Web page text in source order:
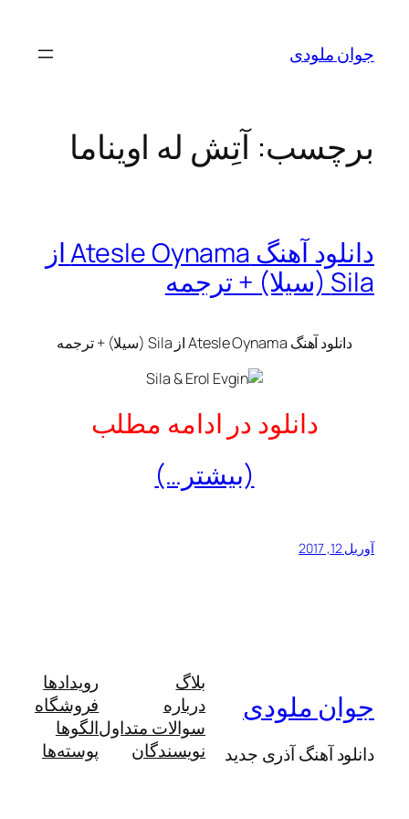
محتواجوان ملودی
برچسب:آتِش له اویناما
دانلود آهنگ Atesle Oynama از
Sila (سیلا) + ترجمه
دانلود آهنگ Atesle Oynama از Sila (سیلا) + ترجمه
دانلود در ادامه مطلب
(بیشتر…)
آوریل 12, 2017
جوان ملودی
دانلود آهنگ آذری جدید
بلاگ
درباره
سوالات متداول
نویسندگان
رویدادها
فروشگاه
الگوها
پوسته‌ها